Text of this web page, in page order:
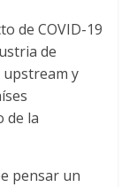
de COVID-19
de
upstream y
de la
pensar un